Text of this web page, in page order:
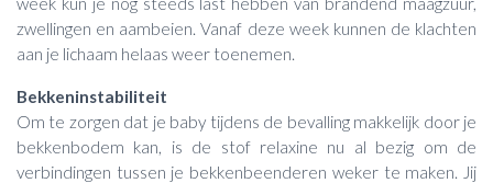
zwellingen en aambeien. Vanaf deze week kunnen de klachten
aan je lichaam helaas weer toenemen.
Bekkeninstabiliteit
Om te zorgen dat je baby tijdens de bevalling makkelijk door je
bekkenbodem kan, is de stof relaxine nu al bezig om de
verbindingen tussen je bekkenbeenderen weker te maken. Jij